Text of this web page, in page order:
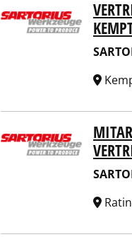
SARTORIUS Werkzeuge
SARTORIUS Werkzeuge